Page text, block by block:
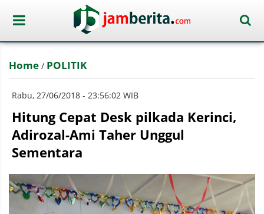
Home / POLITIK
Rabu, 27/06/2018 - 23:56:02 WIB
Hitung Cepat Desk pilkada Kerinci,
Adirozal-Ami Taher Unggul
Sementara